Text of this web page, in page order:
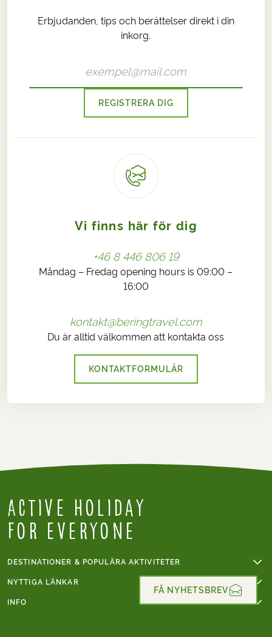
Erbjudanden, tips och berättelser direkt i din
inkorg.
REGISTRERA DIG
Vi finns här för dig
+46 8 446 806 19
Måndag – Fredag opening hours is 09:00 –
16:00
kontakt@beringtravel.com
Du är alltid välkommen att kontakta oss
KONTAKTFORMULÄR
Active holiday
for everyone
DESTINATIONER & POPULÄRA AKTIVITETER
Vandringsresa
Cykelresa i Frankrike
NYTTIGA LÄNKAR
Online betalning
INFO
FÅ NYHETSBREV